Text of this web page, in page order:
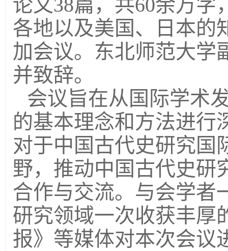
论文38篇，共60余万
各地以及美国、日本的
加会议。东北师范大学
并致辞。
会议旨在从国际学术
的基本理念和方法进行
对于中国古代史研究国
野，推动中国古代史研
合作与交流。与会学者
研究领域一次收获丰厚
报》等媒体对本次会议